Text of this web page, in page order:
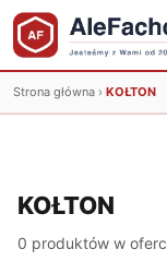
Strona główna › KOŁTON
KOŁTON
0 produktów w